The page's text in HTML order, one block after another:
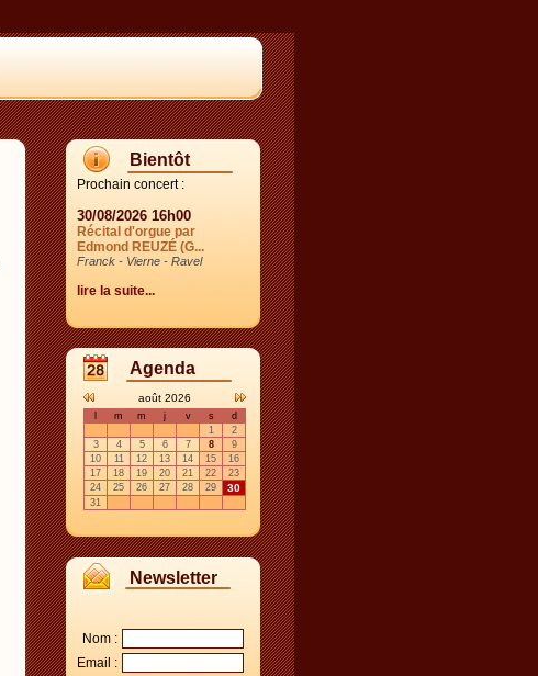
Bientôt
Prochain concert :
30/08/2026 16h00
Récital d'orgue par
Edmond REUZÉ (G...
Franck - Vierne - Ravel
lire la suite...
Agenda
août 2026
m m j v s
d
1
2
3
4 5 6 7 8
9
10
11 12 13 14 15
16
17
18 19 20 21 22
23
24
25 26 27 28 29 30
31
Newsletter
Nom :
Email :